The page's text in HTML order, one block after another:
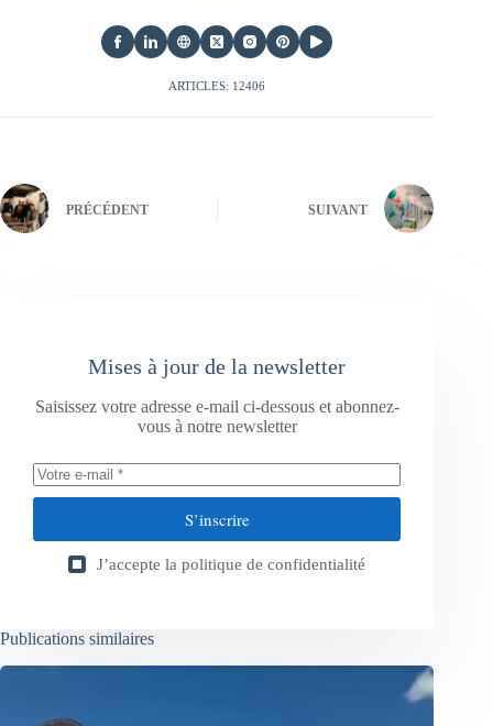
ARTICLES: 12406
PRÉCÉDENT SUIVANT
Mises à jour de la newsletter
Saisissez votre adresse e-mail ci-dessous et abonnez-
vous à notre newsletter
S’inscrire
J’accepte la politique de confidentialité
Publications similaires